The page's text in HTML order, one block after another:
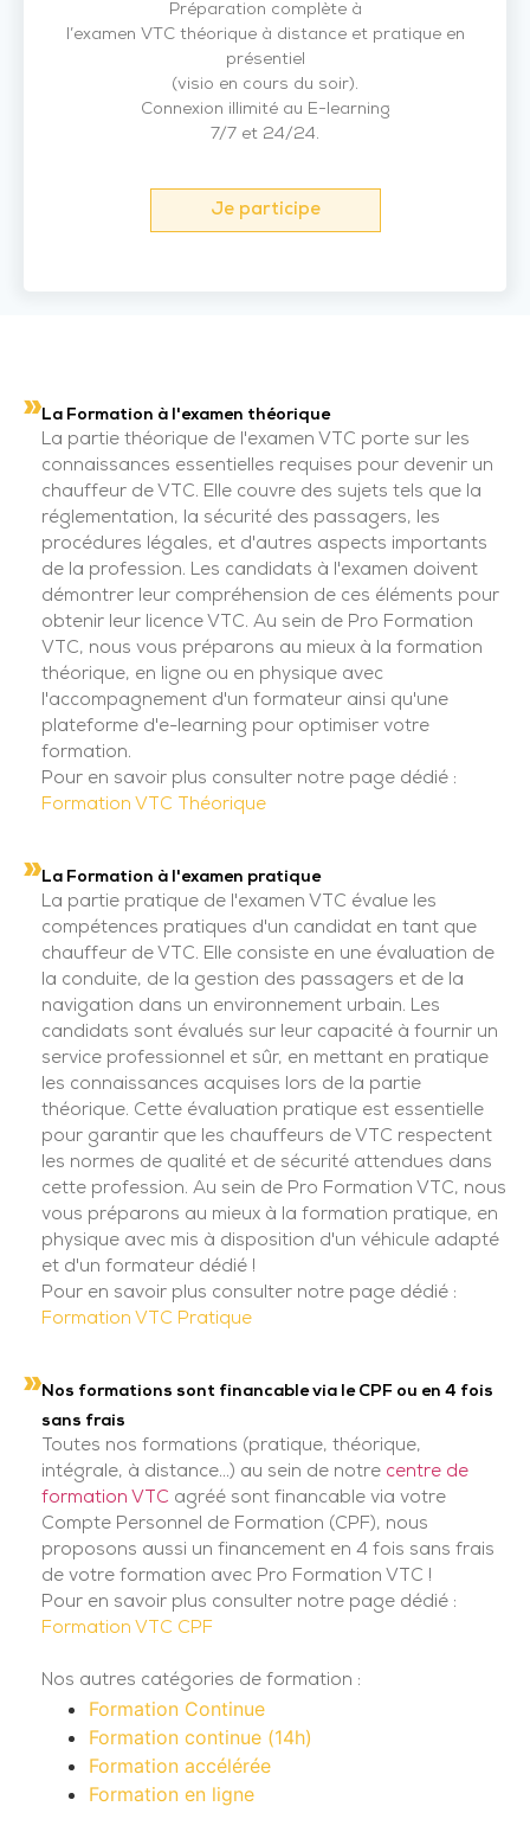
Préparation complète à
l’examen VTC théorique à distance et pratique en
présentiel
(visio en cours du soir).
Connexion illimité au E-learning
7/7 et 24/24.
Je participe
La Formation à l'examen théorique
La partie théorique de l'examen VTC porte sur les
connaissances essentielles requises pour devenir un
chauffeur de VTC. Elle couvre des sujets tels que la
réglementation, la sécurité des passagers, les
procédures légales, et d'autres aspects importants
de la profession. Les candidats à l'examen doivent
démontrer leur compréhension de ces éléments pour
obtenir leur licence VTC. Au sein de Pro Formation
VTC, nous vous préparons au mieux à la formation
théorique, en ligne ou en physique avec
l'accompagnement d'un formateur ainsi qu'une
plateforme d'e-learning pour optimiser votre
formation.
Pour en savoir plus consulter notre page dédié :
Formation VTC Théorique
La Formation à l'examen pratique
La partie pratique de l'examen VTC évalue les
compétences pratiques d'un candidat en tant que
chauffeur de VTC. Elle consiste en une évaluation de
la conduite, de la gestion des passagers et de la
navigation dans un environnement urbain. Les
candidats sont évalués sur leur capacité à fournir un
service professionnel et sûr, en mettant en pratique
les connaissances acquises lors de la partie
théorique. Cette évaluation pratique est essentielle
pour garantir que les chauffeurs de VTC respectent
les normes de qualité et de sécurité attendues dans
cette profession. Au sein de Pro Formation VTC, nous
vous préparons au mieux à la formation pratique, en
physique avec mis à disposition d'un véhicule adapté
et d'un formateur dédié !
Pour en savoir plus consulter notre page dédié :
Formation VTC Pratique
Nos formations sont financable via le CPF ou en 4 fois
sans frais
Toutes nos formations (pratique, théorique,
intégrale, à distance...) au sein de notre centre de
formation VTC agréé sont financable via votre
Compte Personnel de Formation (CPF), nous
proposons aussi un financement en 4 fois sans frais
de votre formation avec Pro Formation VTC !
Pour en savoir plus consulter notre page dédié :
Formation VTC CPF
Nos autres catégories de formation :
Formation Continue
Formation continue (14h)
Formation accélérée
Formation en ligne